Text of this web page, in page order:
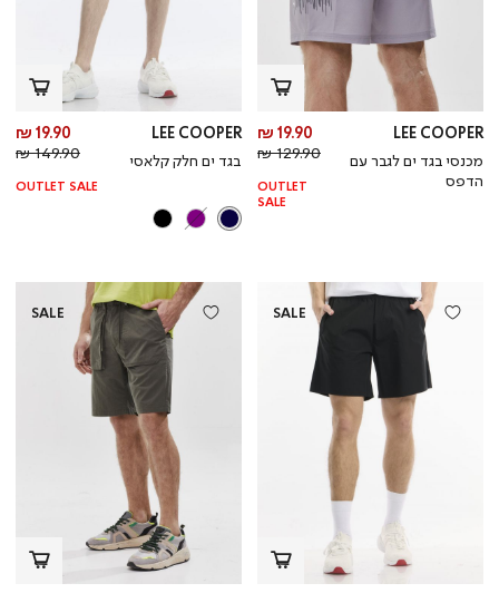
LEE COOPER
מכנסי בגד ים לגבר עם
הדפס
מחיר
מוצר
19.90 ₪
מחיר
רגיל
129.90 ₪
OUTLET
SALE
LEE COOPER
בגד ים חלק קלאסי
19.90 ₪
149.90 ₪
OUTLET SALE
SALE
SALE